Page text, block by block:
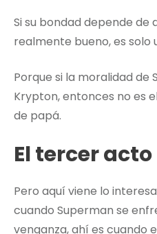
Si su bondad depende de
realmente bueno, es
Porque si la moralidad
Krypton, entonces no es
de papá.
El tercer
Pero aquí viene lo
cuando Superman se
venganza, ahí es cuando